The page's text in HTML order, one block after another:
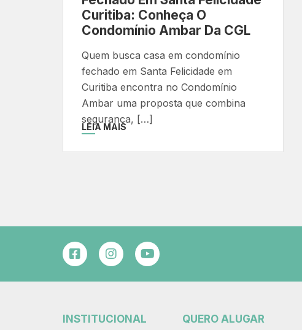
Curitiba: Conheça O
Condomínio Ambar Da CGL
Quem busca casa em condomínio
fechado em Santa Felicidade em
Curitiba encontra no Condomínio
Ambar uma proposta que combina
segurança, […]
LEIA MAIS
INSTITUCIONAL QUERO ALUGAR